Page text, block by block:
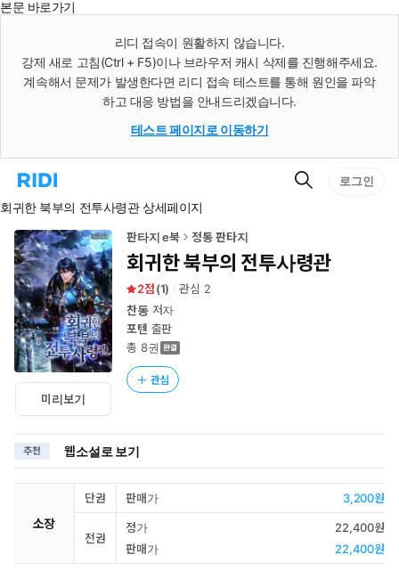
본문 바로가기
리디 접속이 원활하지 않습니다.
강제 새로 고침(Ctrl + F5)이나 브라우저 캐시 삭제를 진행해주세요.
계속해서 문제가 발생한다면 리디 접속 테스트를 통해 원인을 파악
하고 대응 방법을 안내드리겠습니다.
테스트 페이지로 이동하기
리
홈
로
이
동
검
로그인
회귀한 북부의 전투사령관 상세페이지
미리보기
판타지 e북 정통 판타지
회귀한 북부의 전투사령관
2 (1) 관심 2
찬동저자
포텐 출판
총 8권
관심
추천 웹소설로 보기
소장
단권 판매가 3,200원
전권
정가
22,400원
판매가
22,400원